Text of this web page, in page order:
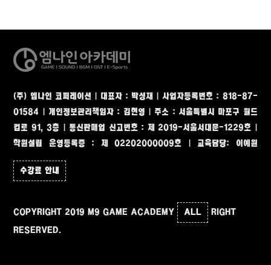
(주) 엠나인 코퍼레이션 | 대표자 : 박성재 | 사업자등록번호 : 818-87-
01584 | 개인정보관리책임자 : 김현영 | 주소 : 서울특별시 마포구 월드
컵로 91, 3층 | 통신판매업 신고번호 : 제 2019-서울서대문-1229호 |
학원설립 운영등록증 : 제 02202000009호 | 교육담당: 이예원
수강료 안내
COPYRIGHT 2019 M9 GAME ACADEMY ALL
RIGHT
RESERVED.